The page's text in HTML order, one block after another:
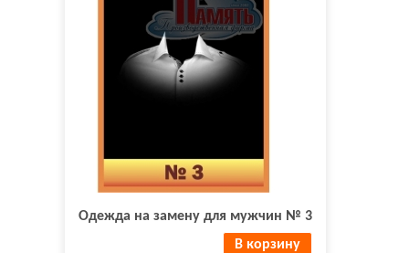
Одежда на замену для мужчин № 3
В корзину